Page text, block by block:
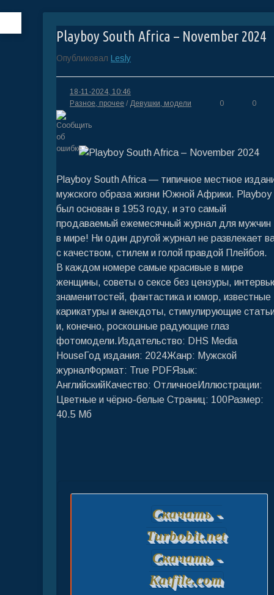
Playboy South Africa – November 2024
Опубликовал Lesly
18-11-2024, 10:46
Разное, прочее / Девушки, модели 0 0
Playboy South Africa — типичное местное
мужского образа жизни Южной Африки. Playboy
был основан в 1953 году, и это самый
продаваемый ежемесячный журнал для мужчин
в мире! Ни один другой журнал не развлекает
с качеством, стилем и голой правдой Плейбоя.
В каждом номере самые красивые в мире
женщины, советы о сексе без цензуры,
знаменитостей, фантастика и юмор, известные
карикатуры и анекдоты, стимулирующие
и, конечно, роскошные радующие глаз
фотомодели.Издательство: DHS Media
HouseГод издания: 2024Жанр: Мужской
журналФормат: True PDFЯзык:
АнглийскийКачество: ОтличноеИллюстрации:
Цветные и чёрно-белые Страниц: 100Размер:
40.5 Мб
Скачать -
Turbobit.net
Скачать -
Katfile.com